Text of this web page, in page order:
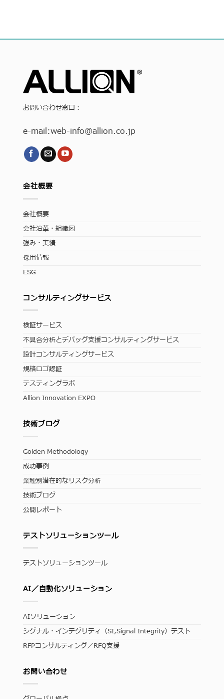
お問い合わせ窓口：
e-mail:web-info@allion.co.jp
会社概要
会社概要
会社沿革・組織図
強み・実績
採用情報
ESG
コンサルティングサービス
検証サービス
不具合分析とデバッグ支援コンサルティングサービス
設計コンサルティングサービス
規格ロゴ認証
テスティングラボ
Allion Innovation EXPO
技術ブログ
Golden Methodology
成功事例
業種別潜在的なリスク分析
技術ブログ
公開レポート
テストソリューションツール
テストソリューションツール
AI／自動化ソリューション
AIソリューション
シグナル・インテグリティ（SI,Signal Integrity）テスト
RFPコンサルティング／RFQ支援
お問い合わせ